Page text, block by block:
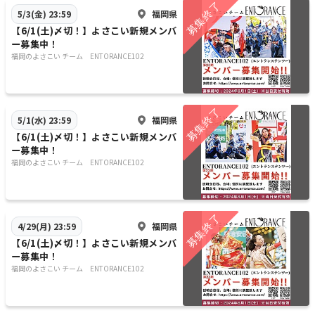
5/3(金) 23:59 福岡県
【6/1(土)〆切！】よさこい新規メンバ
ー募集中！
福岡のよさこい チーム ENTORANCE102
5/1(水) 23:59 福岡県
【6/1(土)〆切！】よさこい新規メンバ
ー募集中！
福岡のよさこい チーム ENTORANCE102
4/29(月) 23:59 福岡県
【6/1(土)〆切！】よさこい新規メンバ
ー募集中！
福岡のよさこい チーム ENTORANCE102